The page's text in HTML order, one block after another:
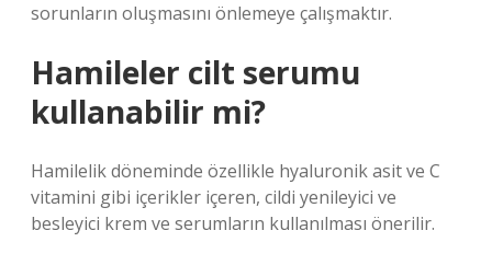
sorunların oluşmasını önlemeye çalışmaktır.
Hamileler cilt serumu
kullanabilir mi?
Hamilelik döneminde özellikle hyaluronik asit ve C
vitamini gibi içerikler içeren, cildi yenileyici ve
besleyici krem ​​ve serumların kullanılması önerilir.